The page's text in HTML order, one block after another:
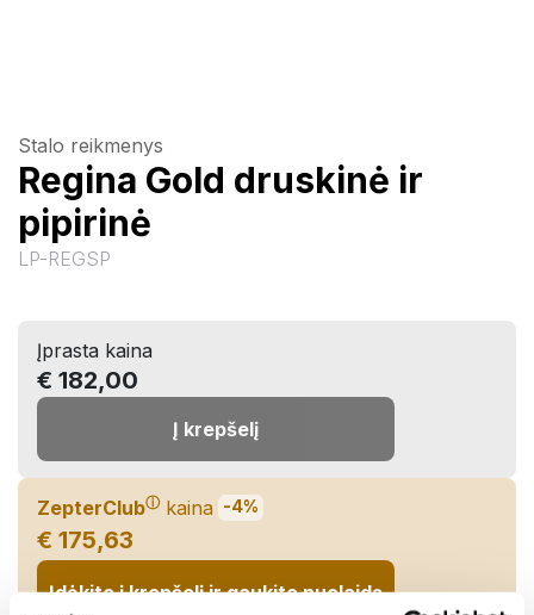
Stalo reikmenys
Regina Gold druskinė ir
pipirinė
LP-REGSP
Įprasta kaina
€ 182,00
Į krepšelį
ZepterClubⓘ kaina -4%
€ 175,63
Įdėkite į krepšelį ir gaukite nuolaidą